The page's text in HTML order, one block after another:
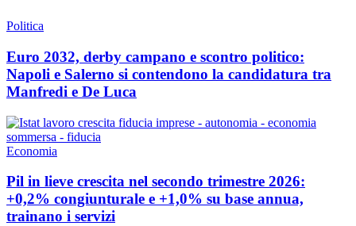
Politica
Euro 2032, derby campano e scontro politico:
Napoli e Salerno si contendono la candidatura tra
Manfredi e De Luca
Economia
Pil in lieve crescita nel secondo trimestre 2026:
+0,2% congiunturale e +1,0% su base annua,
trainano i servizi